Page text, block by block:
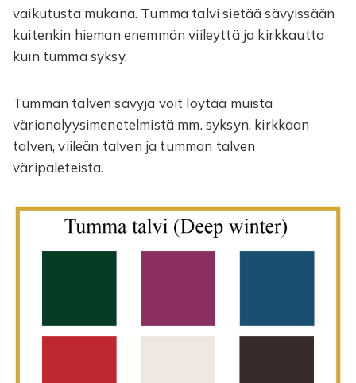
vaikutusta mukana. Tumma talvi sietää sävyissään
kuitenkin hieman enemmän viileyttä ja kirkkautta
kuin tumma syksy.
Tumman talven sävyjä voit löytää muista
värianalyysimenetelmistä mm. syksyn, kirkkaan
talven, viileän talven ja tumman talven
väripaleteista.